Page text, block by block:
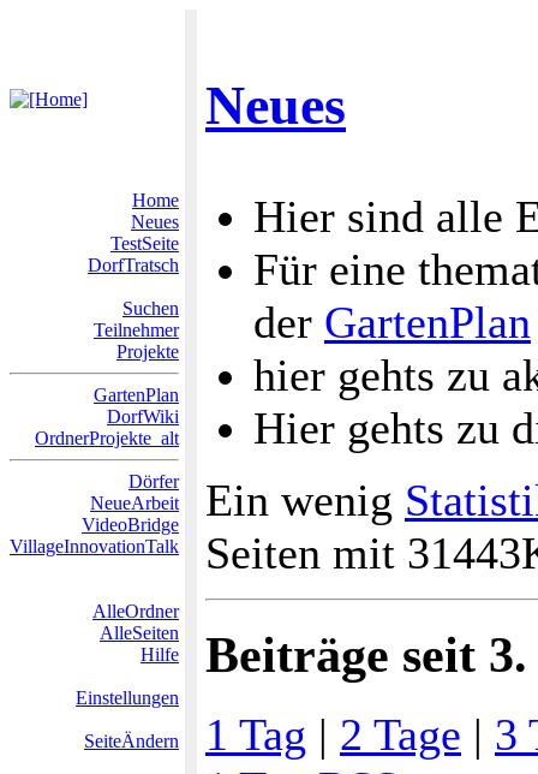
Neues
Home
Neues
TestSeite
DorfTratsch
Suchen
Teilnehmer
Projekte
GartenPlan
DorfWiki
OrdnerProjekte_alt
Dörfer
NeueArbeit
VideoBridge
VillageInnovationTalk
AlleOrdner
AlleSeiten
Hilfe
Einstellungen
SeiteÄndern
Hier sind alle
Für eine
der GartenPlan
hier gehts zu
Hier gehts zu
Ein wenig
Seiten mit
Beiträge seit
1 Tag | 2 Tage | 3